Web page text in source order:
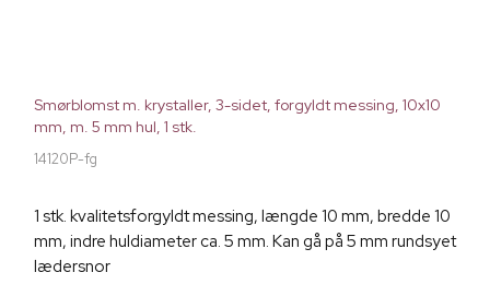
Smørblomst m. krystaller, 3-sidet, forgyldt messing, 10x10
mm, m. 5 mm hul, 1 stk.
14120P-fg
1 stk. kvalitetsforgyldt messing, længde 10 mm, bredde 10
mm, indre huldiameter ca. 5 mm. Kan gå på 5 mm rundsyet
lædersnor